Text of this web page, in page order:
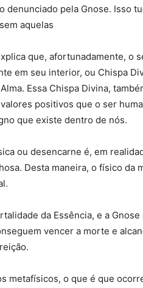
denunciado pela Gnose. Isso
aquelas
que, afortunadamente, o
em seu interior, ou Chispa
Essa Chispa Divina,
positivos que o ser
que existe dentro de nós.
ou desencarne é, em
Desta maneira, o físico
da Essência, e a
vencer a morte e
metafísicos, o que é que